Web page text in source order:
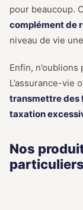
pour beaucoup.
complément de
niveau de vie
Enfin,
L’assurance-vie
transmettre des
taxation
Nos
particuliers